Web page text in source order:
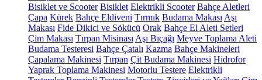
Bisiklet ve Scooter Bisiklet Elektrikli Scooter Bahçe Aletleri
Çapa Kürek Bahçe Eldiveni Tırmık Budama Makası Aşı
Makası Fide Dikici ve Sökücü Orak Bahçe El Aleti Setleri
Çim Makası Tırpan Misinası Aşı Bıçağı Meyve Toplama Aleti
Budama Testeresi Bahçe Çatalı Kazma Bahçe Makineleri
Çapalama Makinesi Tırpan Çit Budama Makinesi Hidrofor
Yaprak Toplama Makinesi Motorlu Testere Elektrikli